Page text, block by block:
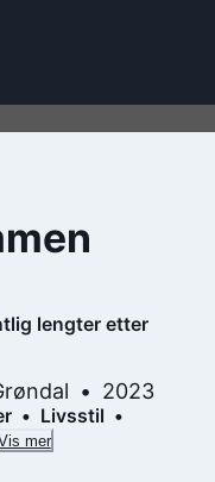
lengter etter
2023
Livsstil
mer